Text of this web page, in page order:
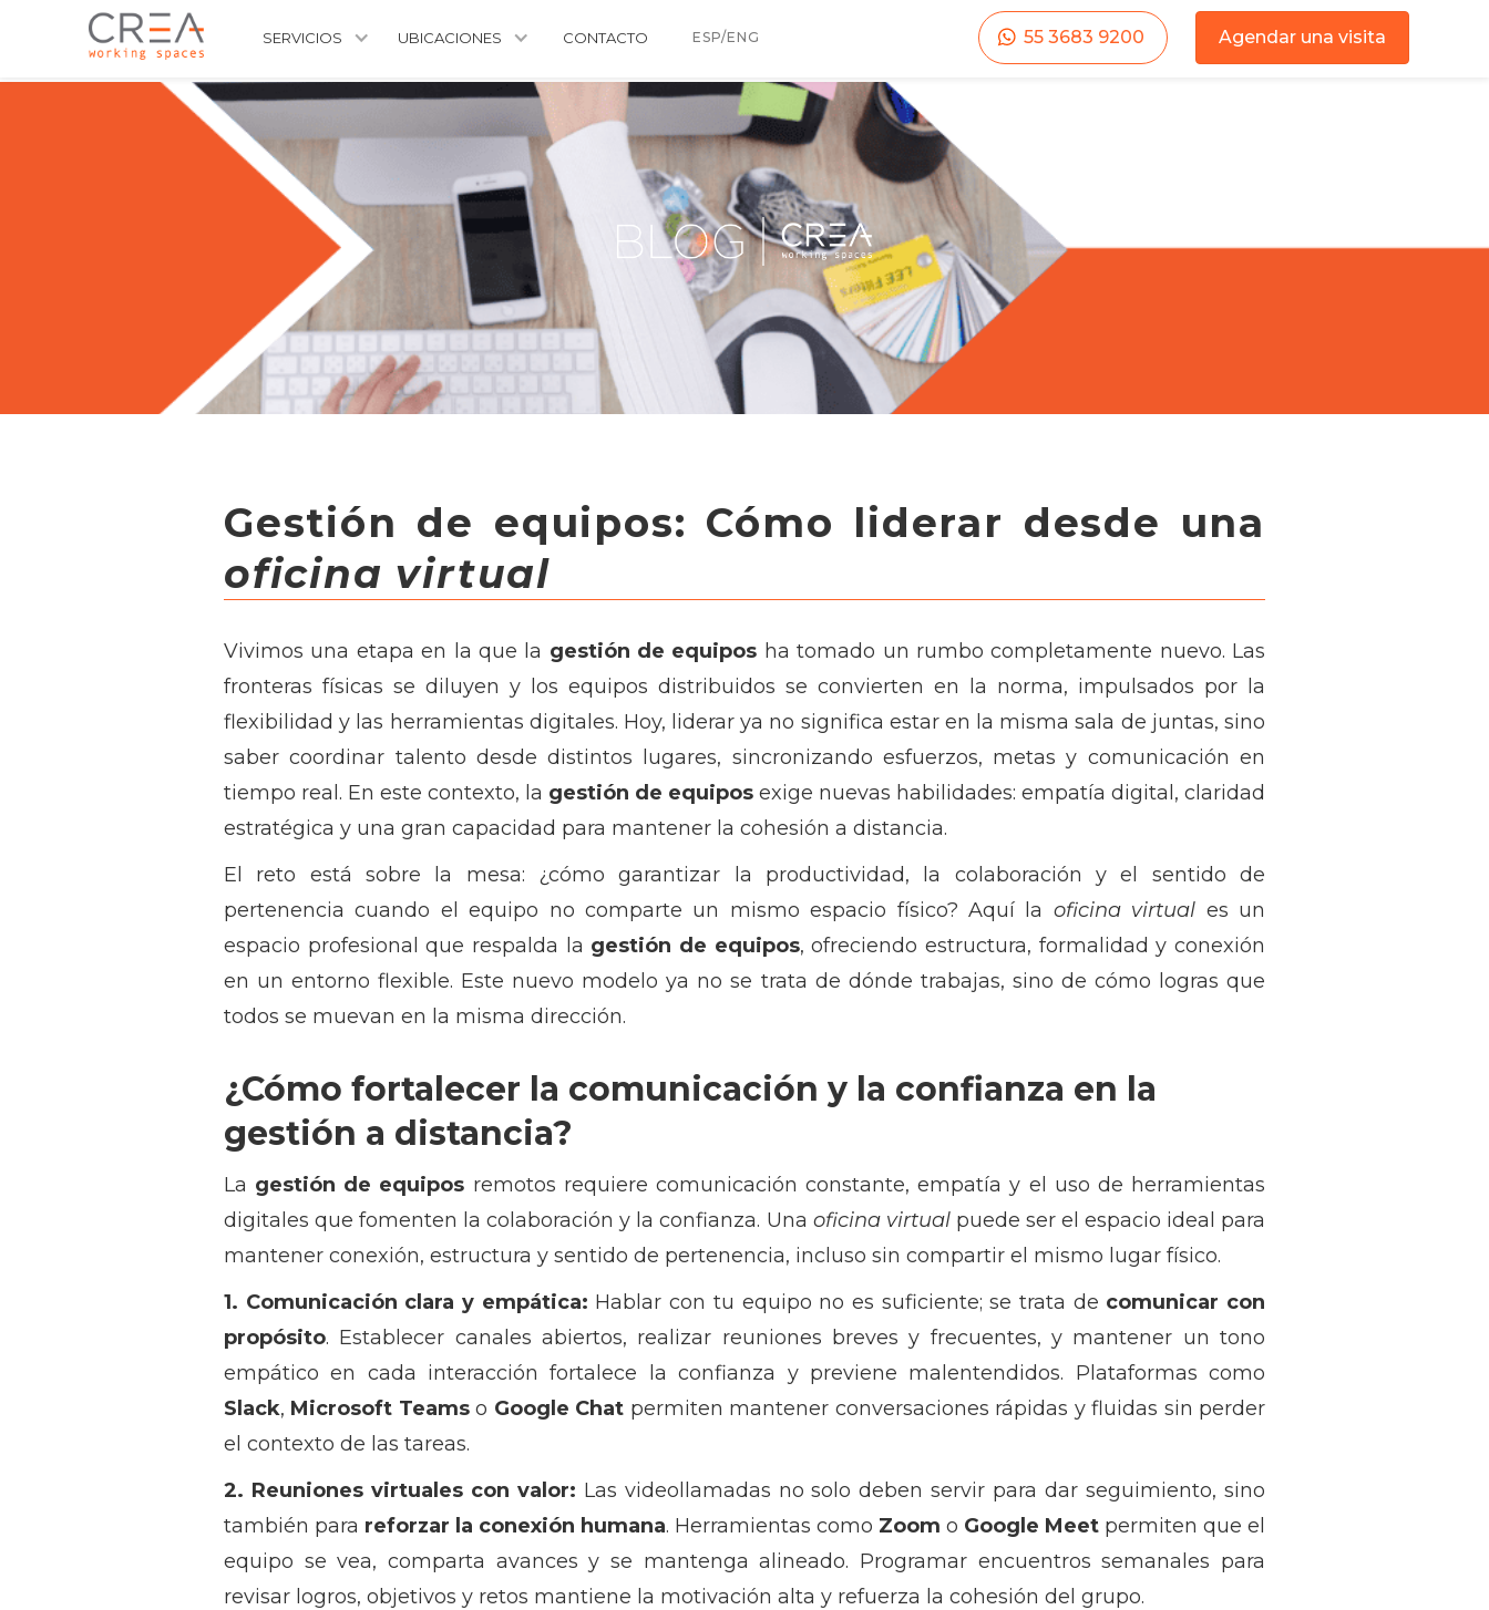
SERVICIOS UBICACIONES CONTACTO ESP/ENG Agendar una visita
55 3683 9200
Gestión de equipos: Cómo liderar desde una
oficina virtual
Vivimos una etapa en la que la gestión de equipos ha tomado un rumbo completamente nuevo. Las
fronteras físicas se diluyen y los equipos distribuidos se convierten en la norma, impulsados por la
flexibilidad y las herramientas digitales. Hoy, liderar ya no significa estar en la misma sala de juntas, sino
saber coordinar talento desde distintos lugares, sincronizando esfuerzos, metas y comunicación en
tiempo real. En este contexto, la gestión de equipos exige nuevas habilidades: empatía digital, claridad
estratégica y una gran capacidad para mantener la cohesión a distancia.
El reto está sobre la mesa: ¿cómo garantizar la productividad, la colaboración y el sentido de
pertenencia cuando el equipo no comparte un mismo espacio físico? Aquí la oficina virtual es un
espacio profesional que respalda la gestión de equipos, ofreciendo estructura, formalidad y conexión
en un entorno flexible. Este nuevo modelo ya no se trata de dónde trabajas, sino de cómo logras que
todos se muevan en la misma dirección.
¿Cómo fortalecer la comunicación y la confianza en la
gestión a distancia?
La gestión de equipos remotos requiere comunicación constante, empatía y el uso de herramientas
digitales que fomenten la colaboración y la confianza. Una oficina virtualpuede ser el espacio ideal para
mantener conexión, estructura y sentido de pertenencia, incluso sin compartir el mismo lugar físico.
1. Comunicación clara y empática: Hablar con tu equipo no es suficiente; se trata de comunicar con
propósito. Establecer canales abiertos, realizar reuniones breves y frecuentes, y mantener un tono
empático en cada interacción fortalece la confianza y previene malentendidos. Plataformas como
Slack, Microsoft Teamso Google Chat permiten mantener conversaciones rápidas y fluidas sin perder
el contexto de las tareas.
2. Reuniones virtuales con valor: Las videollamadas no solo deben servir para dar seguimiento, sino
también para reforzar la conexión humana. Herramientas como Zoom o Google Meet permiten que el
equipo se vea, comparta avances y se mantenga alineado. Programar encuentros semanales para
revisar logros, objetivos y retos mantiene la motivación alta y refuerza la cohesión del grupo.